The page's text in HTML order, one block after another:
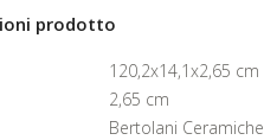
prodotto
120,2x14,1x2,65 cm
2,65 cm
Bertolani Ceramiche